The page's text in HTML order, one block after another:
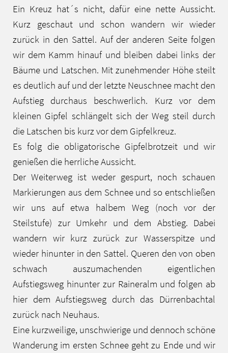
Ein Kreuz hat´s nicht, dafür eine nette Aussicht.
Kurz geschaut und schon wandern wir wieder
zurück in den Sattel. Auf der anderen Seite folgen
wir dem Kamm hinauf und bleiben dabei links der
Bäume und Latschen. Mit zunehmender Höhe steilt
es deutlich auf und der letzte Neuschnee macht den
Aufstieg durchaus beschwerlich. Kurz vor dem
kleinen Gipfel schlängelt sich der Weg steil durch
die Latschen bis kurz vor dem Gipfelkreuz.
Es folg die obligatorische Gipfelbrotzeit und wir
genießen die herrliche Aussicht.
Der Weiterweg ist weder gespurt, noch schauen
Markierungen aus dem Schnee und so entschließen
wir uns auf etwa halbem Weg (noch vor der
Steilstufe) zur Umkehr und dem Abstieg. Dabei
wandern wir kurz zurück zur Wasserspitze und
wieder hinunter in den Sattel. Queren den von oben
schwach auszumachenden eigentlichen
Aufstiegsweg hinunter zur Raineralm und folgen ab
hier dem Aufstiegsweg durch das Dürrenbachtal
zurück nach Neuhaus.
Eine kurzweilige, unschwierige und dennoch schöne
Wanderung im ersten Schnee geht zu Ende und wir